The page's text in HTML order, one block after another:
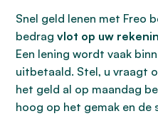
Snel geld lenen met Freo
bedrag vlot op uw
Een lening wordt vaak
uitbetaald. Stel, u vraagt
het geld al op maandag
hoog op het gemak en de